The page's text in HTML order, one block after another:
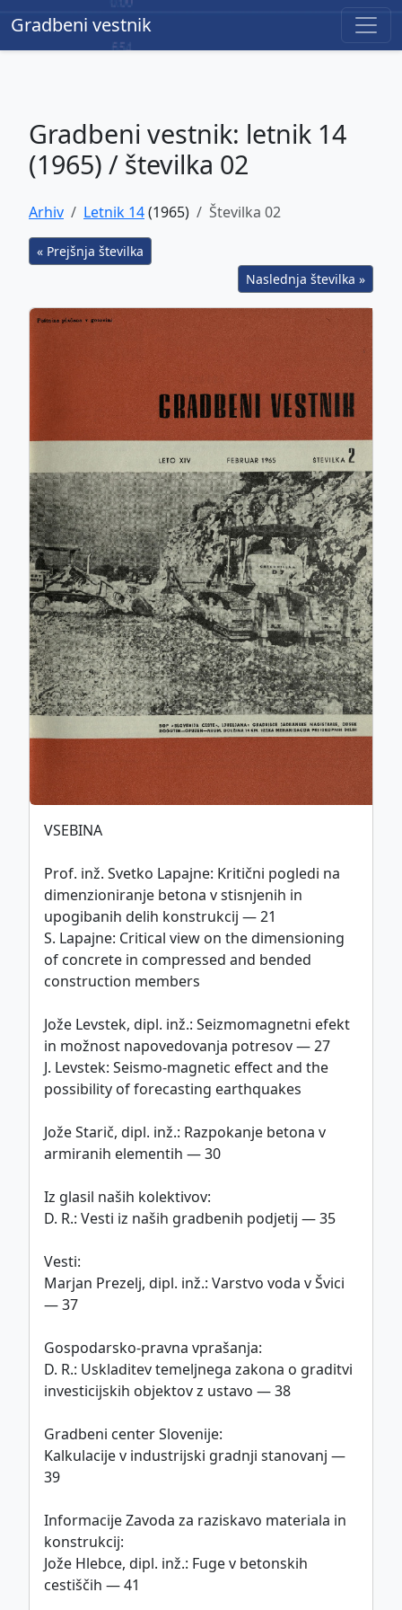
Gradbeni vestnik
Gradbeni vestnik
ISSN: 0017-2774
e-ISSN: 2536-4332
COBISS.SI-ID: 859140
UDK: 05:625
CC BY-SA 4.0
international license.
Politika piškotkov
©ZDGITS1951-2026
Gradbeni vestnik: letnik 14
(1965) / številka 02
Arhiv Letnik 14(1965) Številka 02
« Prejšnja številka
Naslednja številka »
VSEBINA
Prof. inž. Svetko Lapajne: Kritični pogledi na
dimenzioniranje betona v stisnjenih in
upogibanih delih konstrukcij — 21
S. Lapajne: Critical view on the dimensioning
of concrete in compressed and bended
construction members
Jože Levstek, dipl. inž.: Seizmomagnetni efekt
in možnost napovedovanja potresov — 27
J. Levstek: Seismo-magnetic effect and the
possibility of forecasting earthquakes
Jože Starič, dipl. inž.: Razpokanje betona v
armiranih elementih — 30
Iz glasil naših kolektivov:
D. R.: Vesti iz naših gradbenih podjetij — 35
Vesti:
Marjan Prezelj, dipl. inž.: Varstvo voda v Švici
— 37
Gospodarsko-pravna vprašanja:
D. R.: Uskladitev temeljnega zakona o graditvi
investicijskih objektov z ustavo — 38
Gradbeni center Slovenije:
Kalkulacije v industrijski gradnji stanovanj —
39
Informacije Zavoda za raziskavo materiala in
konstrukcij:
Jože Hlebce, dipl. inž.: Fuge v betonskih
cestiščih — 41